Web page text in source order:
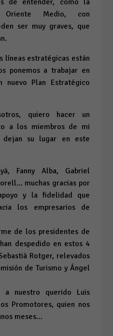
de entender, como la
Medio, con
ser muy graves, que
líneas estratégicas están
ponemos a trabajar en
Plan Estratégico
quiero hacer un
a los miembros de mi
dejan su lugar en este
Fanny Alba, Gabriel
muchas gracias por
y la fidelidad que
los empresarios de
de los presidentes de
despedido en estos 4
Rotger, relevados
de Turismo y Ángel
a nuestro querido Luis
Promotores, quien nos
meses…